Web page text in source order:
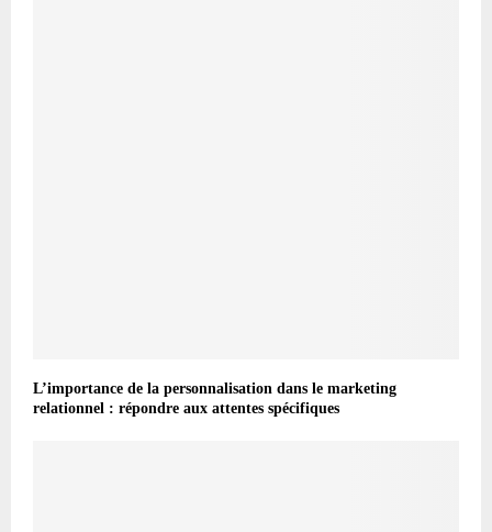
L’importance de la personnalisation dans le marketing
relationnel : répondre aux attentes spécifiques